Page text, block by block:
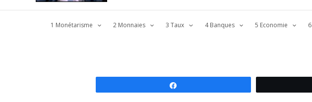
1 Monétarisme 2 Monnaies 3 Taux 4 Banques 5 Economie